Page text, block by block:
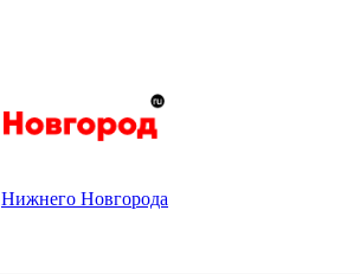
Нижнего Новгорода